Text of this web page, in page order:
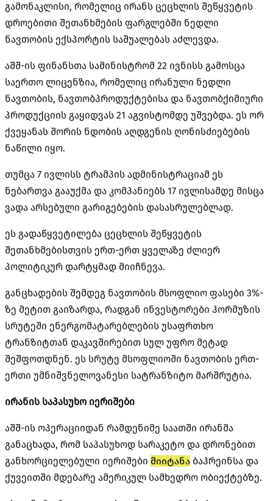
გამონაკლისი, რომელიც ირანს ცეცხლის შეწყვეტის
დროებითი შეთანხმების ფარგლებში ნედლი
ნავთობის ექსპორტის საშუალებას აძლევდა.
აშშ-ის ფინანსთა სამინისტრომ 22 ივნისს გამოსცა
საერთო ლიცენზია, რომელიც ირანული ნედლი
ნავთობის, ნავთობპროდუქტებისა და ნავთობქიმიური
პროდუქციის გაყიდვას 21 აგვისტომდე უშვებდა. ეს ორ
ქვეყანას შორის ნდობის აღდგენის ღონისძიებების
ნაწილი იყო.
თუმცა 7 ივლისს ტრამპის ადმინისტრაციამ ეს
ნებართვა გააუქმა და კომპანიებს 17 ივლისამდე მისცა
ვადა არსებული გარიგებების დასასრულებლად.
ეს გადაწყვეტილება ცეცხლის შეწყვეტის
შეთანხმებისთვის ერთ-ერთ ყველაზე ძლიერ
პოლიტიკურ დარტყმად მიიჩნევა.
განცხადების შემდეგ ნავთობის მსოფლიო ფასები 3%-
ზე მეტით გაიზარდა, რადგან ინვესტორები ჰორმუზის
სრუტეში ენერგომატარებლების უსაფრთხო
ტრანზიტთან დაკავშირებით სულ უფრო მეტად
შეშფოთდნენ. ეს სრუტე მსოფლიოში ნავთობის ერთ-
ერთი უმნიშვნელოვანესი სატრანზიტო მარშრუტია.
ირანის საპასუხო იერიშები
აშშ-ის ოპერაციიდან რამდენიმე საათში ირანმა
განაცხადა, რომ საპასუხოდ სარაკეტო და დრონებით
განხორციელებული იერიშები მიიტანა ბაჰრეინსა და
ქუვეითში მდებარე ამერიკულ სამხედრო ობიექტებზე.